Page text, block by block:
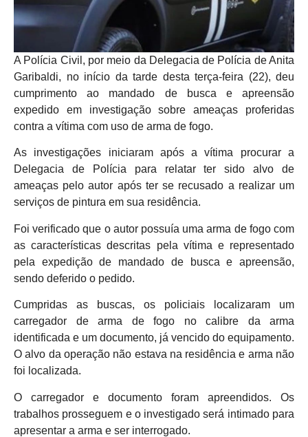
A Polícia Civil, por meio da Delegacia de Polícia de Anita
Garibaldi, no início da tarde desta terça-feira (22), deu
cumprimento ao mandado de busca e apreensão
expedido em investigação sobre ameaças proferidas
contra a vítima com uso de arma de fogo.
As investigações iniciaram após a vítima procurar a
Delegacia de Polícia para relatar ter sido alvo de
ameaças pelo autor após ter se recusado a realizar um
serviços de pintura em sua residência.
Foi verificado que o autor possuía uma arma de fogo com
as características descritas pela vítima e representado
pela expedição de mandado de busca e apreensão,
sendo deferido o pedido.
Cumpridas as buscas, os policiais localizaram um
carregador de arma de fogo no calibre da arma
identificada e um documento, já vencido do equipamento.
O alvo da operação não estava na residência e arma não
foi localizada.
O carregador e documento foram apreendidos. Os
trabalhos prosseguem e o investigado será intimado para
apresentar a arma e ser interrogado.